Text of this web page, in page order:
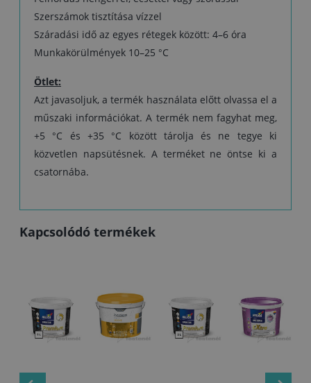
Szerszámok tisztítása vízzel
Száradási idő az egyes rétegek között: 4–6 óra
Munkakörülmények 10–25 °C
Ötlet:
Azt javasoljuk, a termék használata előtt olvassa el a
műszaki információkat. A termék nem fagyhat meg,
+5 °C és +35 °C között tárolja és ne tegye ki
közvetlen napsütésnek. A terméket ne öntse ki a
csatornába.
Kapcsolódó termékek